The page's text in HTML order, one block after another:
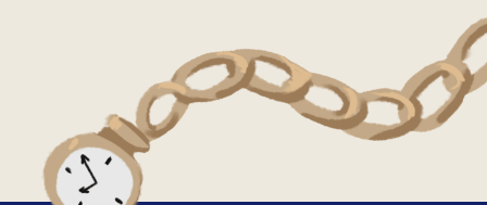
Наталия Аскерова
Эксперт JetMinds с опытом 6+ лет в
поступлении, окончила университет
Удине в Италии
Тема лекции